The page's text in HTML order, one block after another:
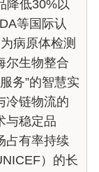
降低30%以
等国际认
病原体检测
尔生物整合
务”的智慧实
冷链物流的
与稳定品
占有率持续
）的长